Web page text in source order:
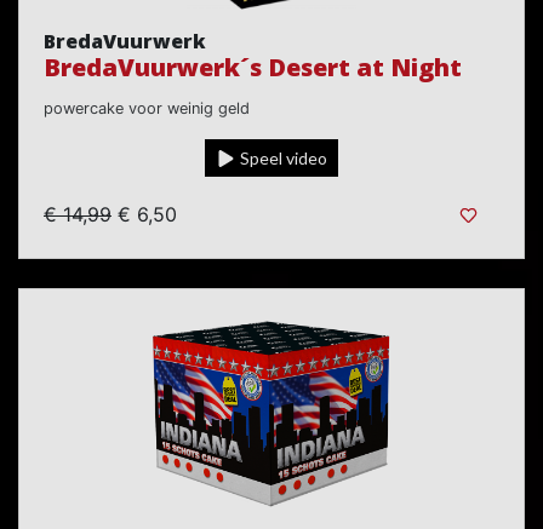
BredaVuurwerk
BredaVuurwerk´s Desert at Night
powercake voor weinig geld
Speel video
€ 14,99 € 6,50